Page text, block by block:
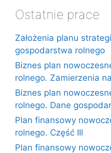
Ostatnie prace
Założenia planu
gospodarstwa rolnego
Biznes plan
rolnego. Zamierzenia
Biznes plan
rolnego. Dane
Plan finansowy
rolnego. Część III
Plan finansowy